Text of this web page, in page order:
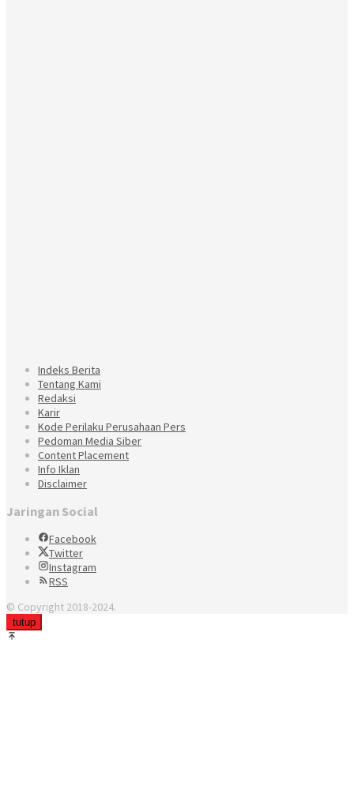
Indeks Berita
Tentang Kami
Redaksi
Karir
Kode Perilaku Perusahaan Pers
Pedoman Media Siber
Content Placement
Info Iklan
Disclaimer
Jaringan Social
Facebook
Twitter
Instagram
RSS
© Copyright 2018-2024.
tutup